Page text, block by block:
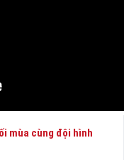
mùa cùng đội hình